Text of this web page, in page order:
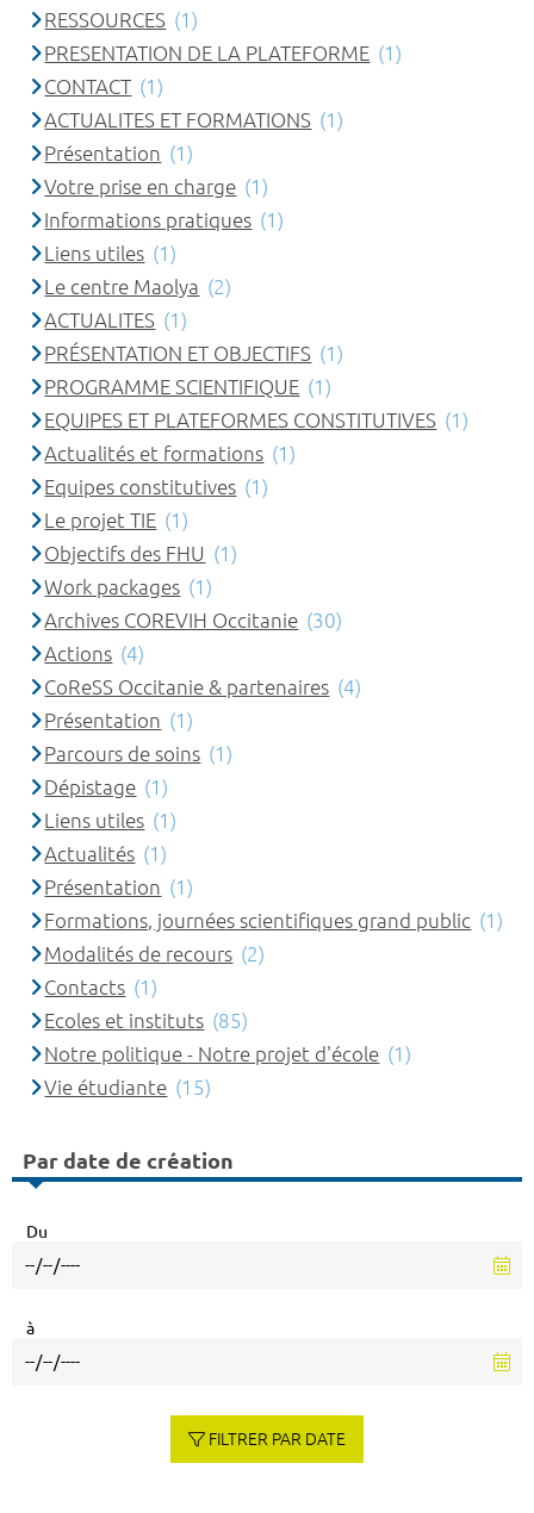
RESSOURCES (1)
PRESENTATION DE LA PLATEFORME (1)
CONTACT (1)
ACTUALITES ET FORMATIONS (1)
Présentation (1)
Votre prise en charge (1)
Informations pratiques (1)
Liens utiles (1)
Le centre Maolya (2)
ACTUALITES (1)
PRÉSENTATION ET OBJECTIFS (1)
PROGRAMME SCIENTIFIQUE (1)
EQUIPES ET PLATEFORMES CONSTITUTIVES (1)
Actualités et formations (1)
Equipes constitutives (1)
Le projet TIE (1)
Objectifs des FHU (1)
Work packages (1)
Archives COREVIH Occitanie (30)
Actions (4)
CoReSS Occitanie & partenaires (4)
Présentation (1)
Parcours de soins (1)
Dépistage (1)
Liens utiles (1)
Actualités (1)
Présentation (1)
Formations, journées scientifiques grand public (1)
Modalités de recours (2)
Contacts (1)
Ecoles et instituts (85)
Notre politique - Notre projet d'école (1)
Vie étudiante (15)
Par date de création
Du
à
FILTRER PAR DATE